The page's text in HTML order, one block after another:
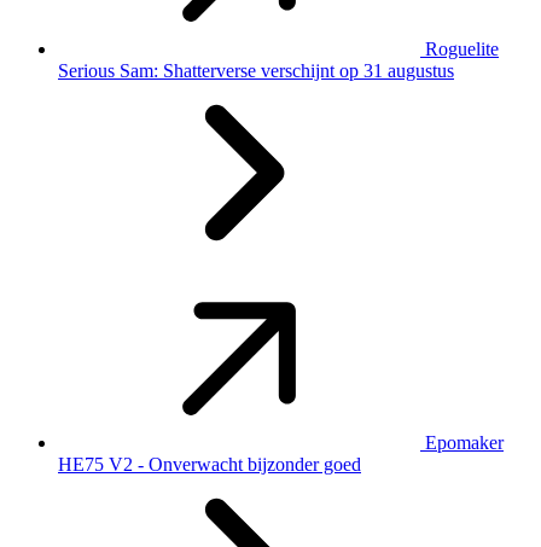
Roguelite
Serious Sam: Shatterverse verschijnt op 31 augustus
Epomaker
HE75 V2 - Onverwacht bijzonder goed